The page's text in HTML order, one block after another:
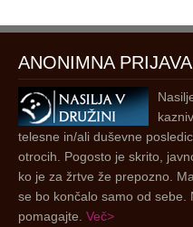
ANONIMNA
telesne in/ali duševne
otrocih. Pogosto je skrito,
ko je za žrtve že prepozno.
se bo končalo samo od sebe.
pomagajte. Več>